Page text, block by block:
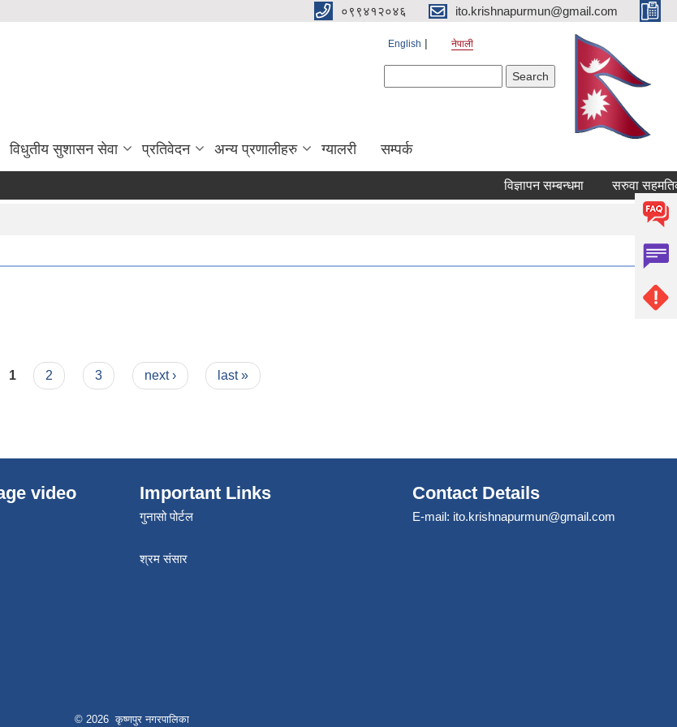
०९९४१२०४६ ito.krishnapurmun@gmail.com
English नेपाली
विधुतीय सुशासन सेवा प्रतिवेदन अन्य प्रणालीहरु ग्यालरी सम्पर्क
विज्ञापन सम्बन्धमा सरुवा
1 2 3 next › last »
video Important Links
गुनासो पोर्टल
श्रम संसार
Contact Details
E-mail: ito.krishnapurmun@gmail.com
© 2026 कृष्णपुर नगरपालिका